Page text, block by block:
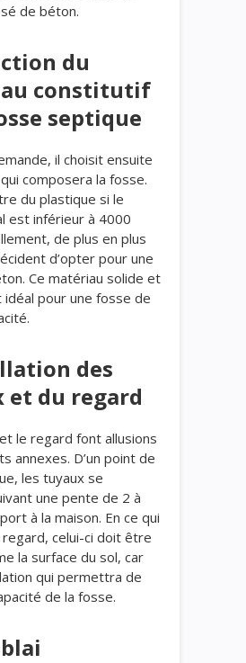
de béton.
du
constitutif
septique
il choisit ensuite
composera la fosse.
du plastique si le
est inférieur à 4000
de plus en plus
d’opter pour une
Ce matériau solide et
pour une fosse de
des
et du regard
le regard font allusions
annexes. D’un point de
les tuyaux se
une pente de 2 à
à la maison. En ce qui
celui-ci doit être
la surface du sol, car
qui permettra de
de la fosse.